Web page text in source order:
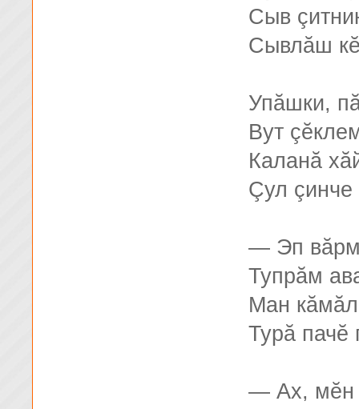
Сыв
Сывлăш
Упăшки,
Вут
Каланă
Çул
— Эп
Тупрăм
Ман
Турă пачĕ
— Ах, мĕн